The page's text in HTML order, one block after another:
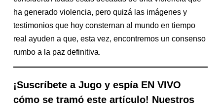
ha generado violencia, pero quizá las imágenes y
testimonios que hoy consternan al mundo en tiempo
real ayuden a que, esta vez, encontremos un consenso
rumbo a la paz definitiva.
¡Suscríbete a Jugo y espía EN VIVO
cómo se tramó este artículo! Nuestros